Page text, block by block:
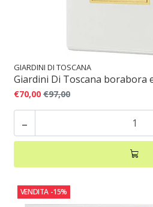
GIARDINI DI TOSCANA
Giardini Di Toscana borabora
€70,00 €97,00
-
VENDITA -15%